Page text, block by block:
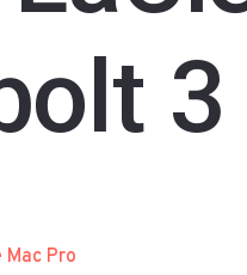
3
Mac Pro